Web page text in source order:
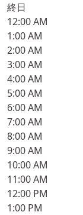
終日
12:00 AM
1:00 AM
2:00 AM
3:00 AM
4:00 AM
5:00 AM
6:00 AM
7:00 AM
8:00 AM
9:00 AM
10:00 AM
11:00 AM
12:00 PM
1:00 PM